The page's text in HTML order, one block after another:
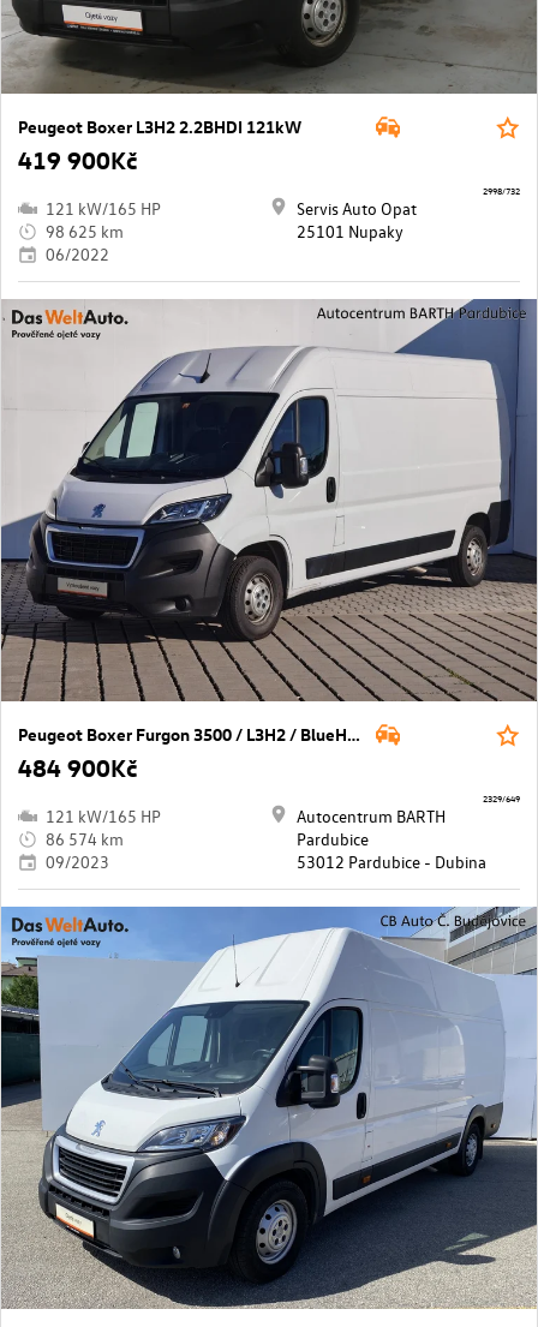
Peugeot Boxer L3H2 2.2BHDI 121kW
419 900Kč
121 kW/165 HP
98 625 km
06/2022
Servis Auto Opat
25101 Nupaky
2998/732
Peugeot Boxer Furgon 3500 / L3H2 / BlueHDi / 165k / MAN6
484 900Kč
121 kW/165 HP
86 574 km
09/2023
Autocentrum BARTH
Pardubice
53012 Pardubice - Dubina
2329/649